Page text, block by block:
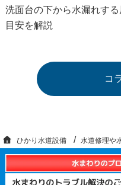
洗面台の下から水漏れす
目安を解説
コ
ひかり水道設備 水道修理や